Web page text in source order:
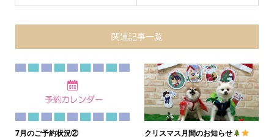
関連記事一覧
7月のご予約状況② クリスマス月間のお知らせ